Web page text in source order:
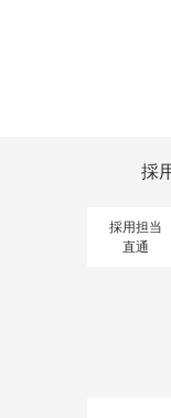
採
採用担当
直通